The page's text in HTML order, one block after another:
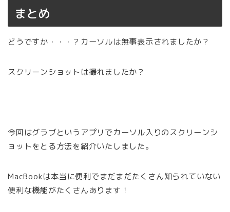
まとめ
どうですか・・・？カーソルは無事表示されましたか？
スクリーンショットは撮れましたか？
今回はグラブというアプリでカーソル入りのスクリーンシ
ョットをとる方法を紹介いたしました。
MacBookは本当に便利でまだまだたくさん知られていない
便利な機能がたくさんあります！